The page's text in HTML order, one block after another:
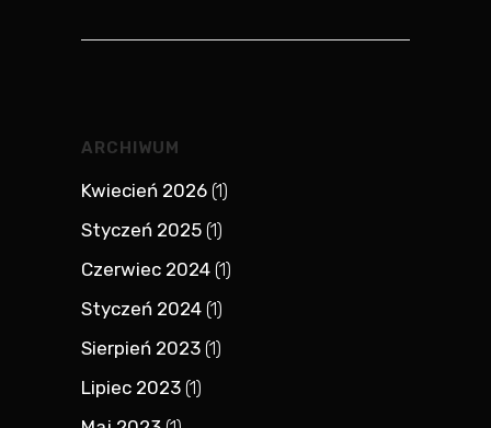
ARCHIWUM
Kwiecień 2026 (1)
Styczeń 2025 (1)
Czerwiec 2024 (1)
Styczeń 2024 (1)
Sierpień 2023 (1)
Lipiec 2023 (1)